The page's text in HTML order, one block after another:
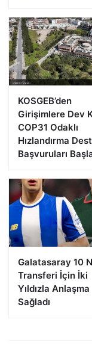
KOSGEB’den
Girişimlere Dev
COP31 Odaklı
Hızlandırma
Başvuruları
Galatasaray 10
Transferi İçin İki
Yıldızla Anlaşma
Sağladı